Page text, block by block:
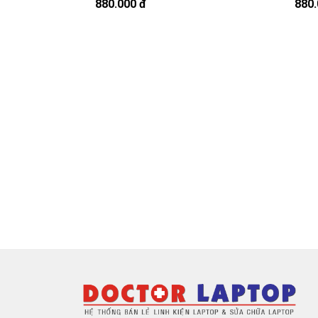
Bạn có thể gọi Zalo cho shop tai số
- Tem bảo hành không còn nguyên vẹn.
880.000 đ